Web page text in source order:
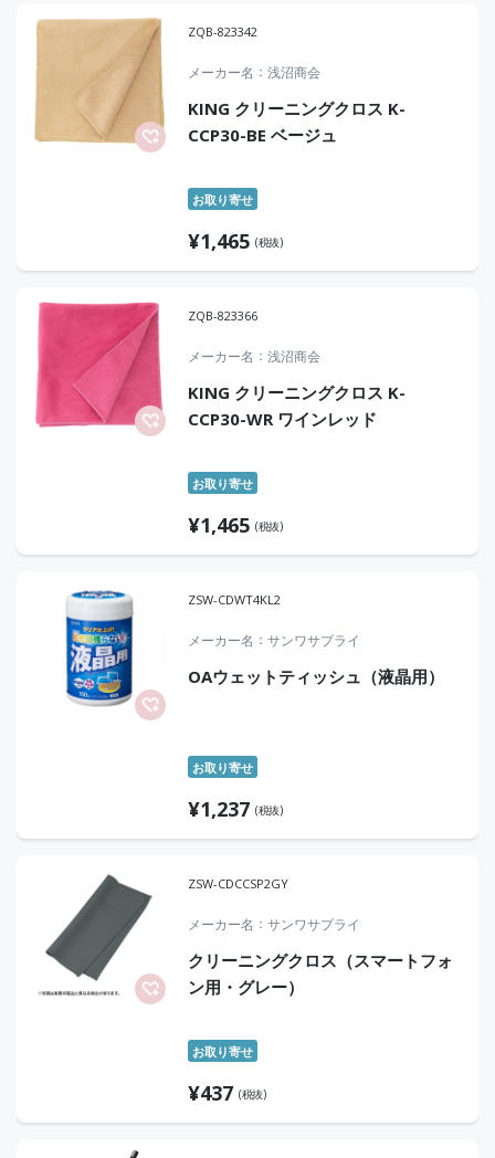
ZQB-823342
メーカー名 浅沼商会
KING クリーニングクロス K-
CCP30-BE ベージュ
お取り寄せ
¥1,465 (税抜)
ZQB-823366
メーカー名 浅沼商会
KING クリーニングクロス K-
CCP30-WR ワインレッド
お取り寄せ
¥1,465 (税抜)
ZSW-CDWT4KL2
メーカー名 サンワサプライ
OAウェットティッシュ（液晶用）
お取り寄せ
¥1,237 (税抜)
ZSW-CDCCSP2GY
メーカー名 サンワサプライ
クリーニングクロス（スマートフォ
ン用・グレー）
お取り寄せ
¥437 (税抜)